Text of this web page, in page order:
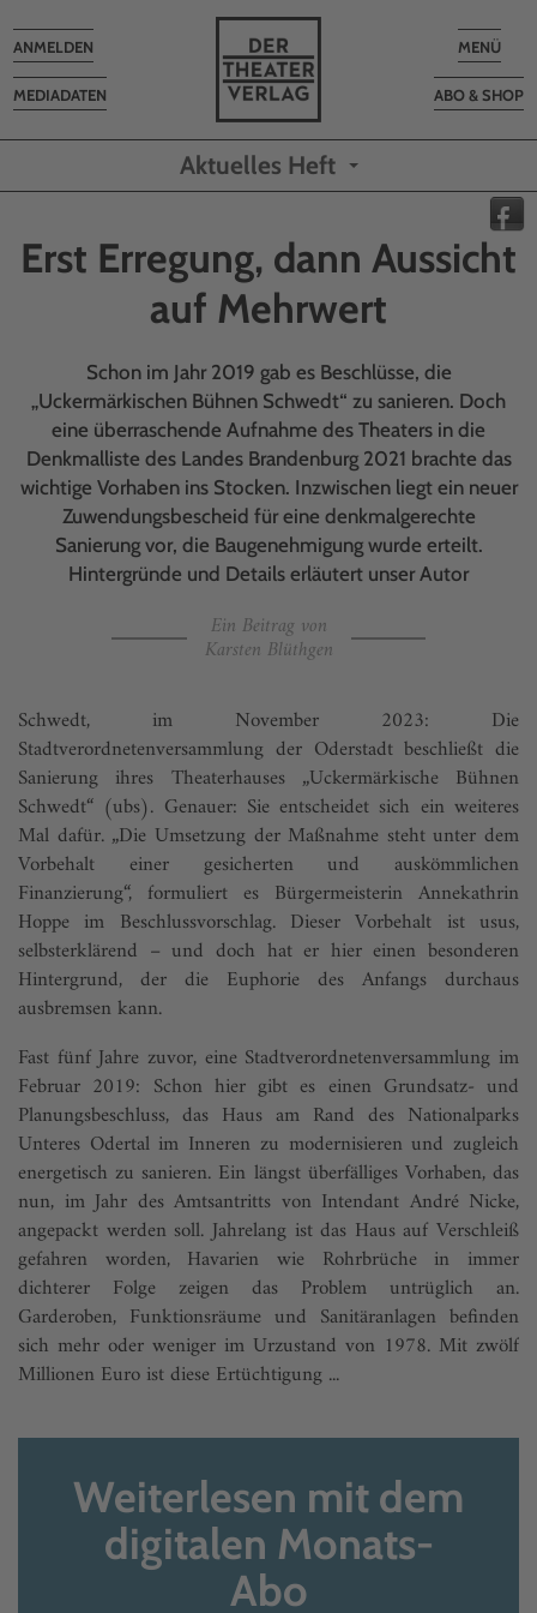
Toggle
MENÜ
ABO & SHOP
MEDIADATEN
Toggle
navigation
ANMELDEN
Aktuelles Heft
Erst Erregung, dann Aussicht
auf Mehrwert
Schon im Jahr 2019 gab es Beschlüsse, die
„Uckermärkischen Bühnen Schwedt“ zu sanieren. Doch
eine überraschende Aufnahme des Theaters in die
Denkmalliste des Landes Brandenburg 2021 brachte das
wichtige Vorhaben ins Stocken. Inzwischen liegt ein neuer
Zuwendungsbescheid für eine denkmalgerechte
Sanierung vor, die Baugenehmigung wurde erteilt.
Hintergründe und Details erläutert unser Autor
Ein Beitrag von
Karsten Blüthgen
Schwedt, im November 2023: Die
Stadtverordnetenversammlung der Oderstadt beschließt die
Sanierung ihres Theaterhauses „Uckermärkische Bühnen
Schwedt“ (ubs). Genauer: Sie entscheidet sich ein weiteres
Mal dafür. „Die Umsetzung der Maßnahme steht unter dem
Vorbehalt einer gesicherten und auskömmlichen
Finanzierung“, formuliert es Bürgermeisterin Annekathrin
Hoppe im Beschlussvorschlag. Dieser Vorbehalt ist usus,
selbsterklärend – und doch hat er hier einen besonderen
Hintergrund, der die Euphorie des Anfangs durchaus
ausbremsen kann.
Fast fünf Jahre zuvor, eine Stadtverordnetenversammlung im
Februar 2019: Schon hier gibt es einen Grundsatz- und
Planungsbeschluss, das Haus am Rand des Nationalparks
Unteres Odertal im Inneren zu modernisieren und zugleich
energetisch zu sanieren. Ein längst überfälliges Vorhaben, das
nun, im Jahr des Amtsantritts von Intendant André Nicke,
angepackt werden soll. Jahrelang ist das Haus auf Verschleiß
gefahren worden, Havarien wie Rohrbrüche in immer
dichterer Folge zeigen das Problem untrüglich an.
Garderoben, Funktionsräume und Sanitäranlagen befinden
sich mehr oder weniger im Urzustand von 1978. Mit zwölf
Millionen Euro ist diese Ertüchtigung ...
Weiterlesen mit dem
digitalen Monats-
Abo